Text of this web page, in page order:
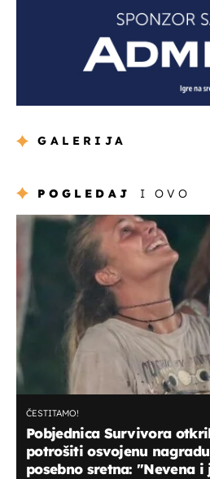
GALERIJA
POGLEDAJ I OVO
ČESTITAMO!
Pobjednica Survivora
potrošiti osvojenu
posebno sretna: "Nevena